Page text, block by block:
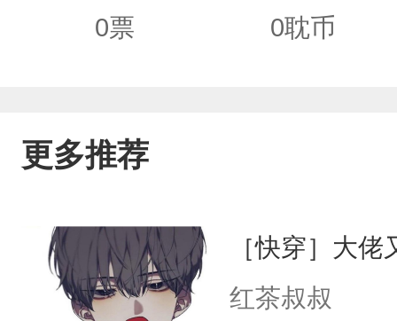
0票 0耽币
更多推荐
［快穿］大
红茶叔叔